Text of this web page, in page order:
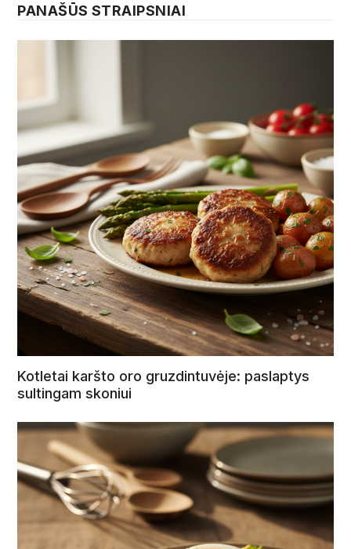
PANAŠŪS STRAIPSNIAI
Kotletai karšto oro gruzdintuvėje: paslaptys
sultingam skoniui